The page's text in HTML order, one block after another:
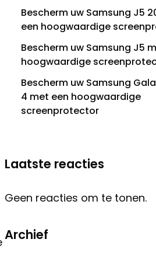
Bescherm uw Samsung J5
een hoogwaardige
Bescherm uw Samsung J5
hoogwaardige
Bescherm uw Samsung
4 met een hoogwaardige
screenprotector
Laatste reacties
Geen reacties om te tonen.
Archief